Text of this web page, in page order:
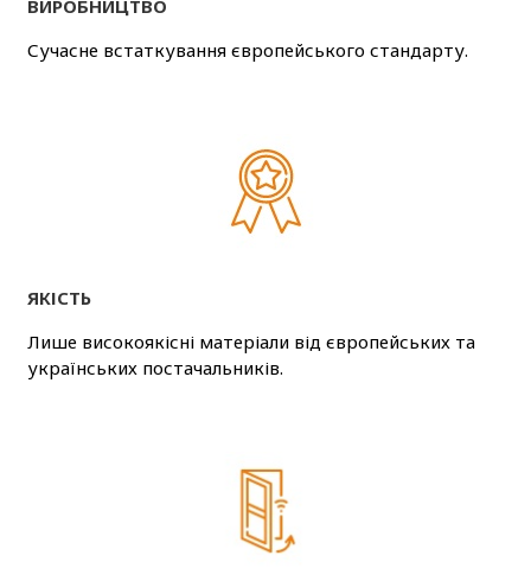
ВИРОБНИЦТВО
Сучасне встаткування європейського стандарту.
ЯКІСТЬ
Лише високоякісні матеріали від європейських та
українських постачальників.